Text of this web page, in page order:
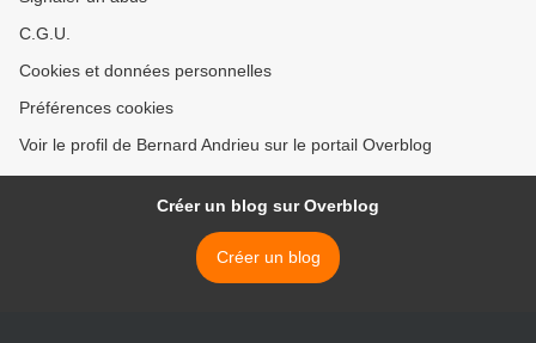
C.G.U.
Cookies et données personnelles
Préférences cookies
Voir le profil de Bernard Andrieu sur le portail Overblog
Créer un blog sur Overblog
Créer un blog